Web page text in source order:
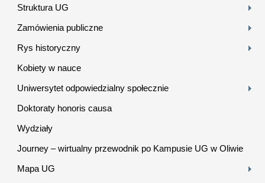
Struktura UG
Zamówienia publiczne
Rys historyczny
Kobiety w nauce
Uniwersytet odpowiedzialny społecznie
Doktoraty honoris causa
Wydziały
Journey – wirtualny przewodnik po Kampusie UG w Oliwie
Mapa UG